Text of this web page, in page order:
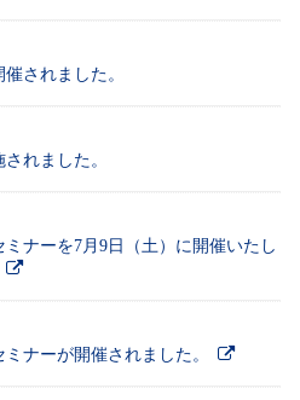
されました。
れました。
ナーを7月9日（土）に開催いたし
ナーが開催されました。